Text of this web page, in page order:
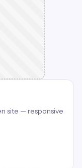
site — responsive